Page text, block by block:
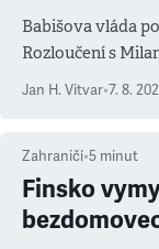
Babišova vláda
Rozloučení s
Jan H. Vitvar•7. 8.
Zahraničí•5 minut
Finsko